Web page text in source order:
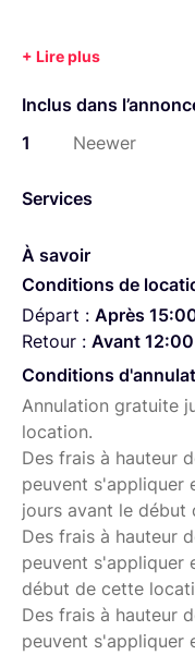
Inclus dans
1
Neewer
Services
À savoir
Conditions de
Départ : Après
Retour : Avant 12:00
Conditions
Annulation gratuite
location.
Des frais à hauteur
peuvent s'appliquer
jours avant le début
Des frais à hauteur
peuvent s'appliquer
début de cette
Des frais à hauteur
peuvent s'appliquer